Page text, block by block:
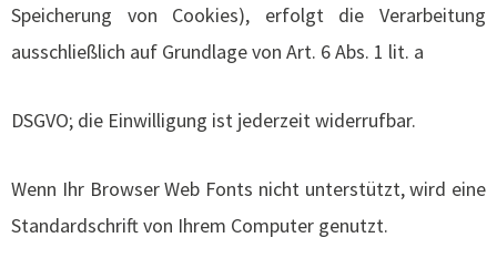
Speicherung von Cookies), erfolgt die Verarbeitung
ausschließlich auf Grundlage von Art. 6 Abs. 1 lit. a
DSGVO; die Einwilligung ist jederzeit widerrufbar.
Wenn Ihr Browser Web Fonts nicht unterstützt, wird eine
Standardschrift von Ihrem Computer genutzt.